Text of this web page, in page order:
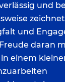
und
und
daran
einem